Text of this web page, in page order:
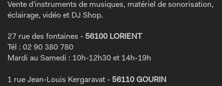
Vente d'instruments de musiques, matériel de sonorisation,
éclairage, vidéo et DJ Shop.
27 rue des fontaines - 56100 LORIENT
Tél : 02 90 380 780
Mardi au Samedi : 10h-12h30 et 14h-19h
1 rue Jean-Louis Kergaravat - 56110 GOURIN